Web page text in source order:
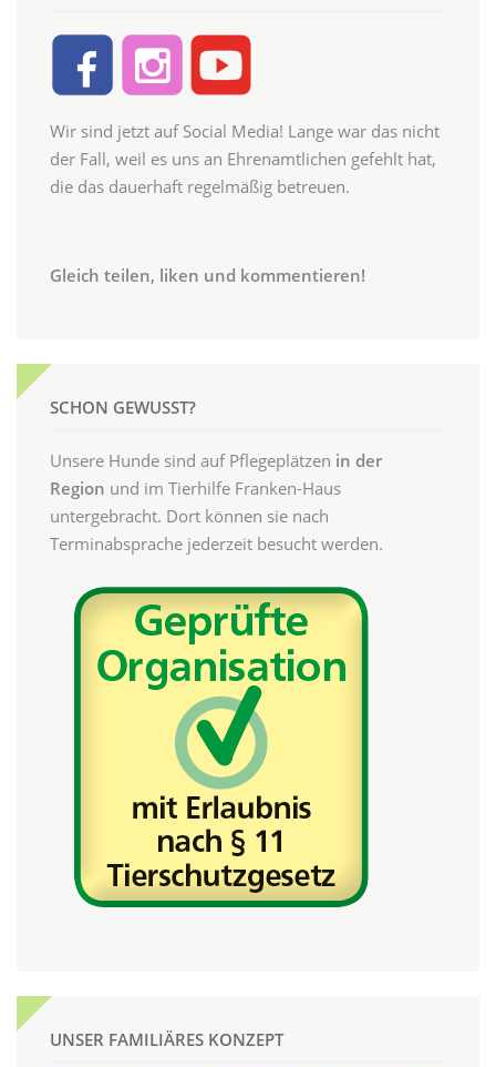
Wir sind jetzt auf Social Media! Lange war das nicht
der Fall, weil es uns an Ehrenamtlichen gefehlt hat,
die das dauerhaft regelmäßig betreuen.
Gleich teilen, liken und kommentieren!
SCHON GEWUSST?
Unsere Hunde sind auf Pflegeplätzen in der
Region und im Tierhilfe Franken-Haus
untergebracht. Dort können sie nach
Terminabsprache jederzeit besucht werden.
UNSER FAMILIÄRES KONZEPT